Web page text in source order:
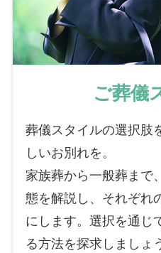
ご葬儀
葬儀スタイルの選択肢
しいお別れを。
家族葬から一般葬まで
態を解説し、それぞれ
にします。選択を通じ
る方法を探求しましょ